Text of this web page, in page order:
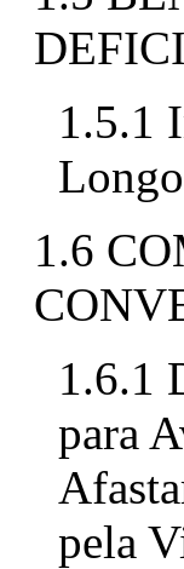
1.5.1
1.6
1.6.1
para
pela